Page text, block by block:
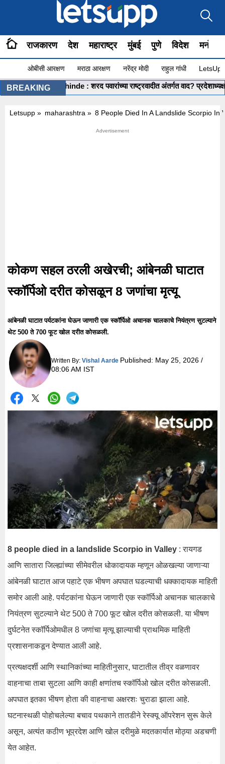
राजकारण देश महाराष्ट्र मुंबई पुणे विदेश
ओबीसी आरक्षण मराठा आरक्षण नरेंद्र मोदी राहुल गांधी
BREAKING
Shashikant Shinde : शरद पवारांच्या राष्ट्रवादीत अंतर्गत वाद? प्रदेशाध्यक्ष
Letsupp » maharashtra » 8 People Died In A Landslide Scorpio In
कोकण सहल ठरली अखेरची; आंबेनळी घाटात
स्कॉर्पिओ दरीत कोसळून 8 जणांचा मृत्यू
आंबेनळी घाटात पर्यटकांना घेऊन जाणारी एक स्कॉर्पिओ अचानक चालकाचे नियंत्रण सुटल्याने
थेट 500 ते 700 फूट खोल दरीत कोसळली.
Written By:Vishal Aarde Published: May 25, 2026 /
08:06 AM IST
8 people died in a landslide Scorpio in Valley : रायगड
आणि सातारा जिल्ह्यांच्या सीमेवरील धोकादायक म्हणून ओळखल्या जाणाऱ्या
आंबेनळी घाटात आज पहाटे एक भीषण अपघात घडल्याची धक्कादायक माहिती
समोर आली आहे. पर्यटकांना घेऊन जाणारी एक स्कॉर्पिओ अचानक चालकाचे
नियंत्रण सुटल्याने थेट 500 ते 700 फूट खोल दरीत कोसळली. या भीषण
दुर्घटनेत स्कॉर्पिओमधील 8 जणांचा मृत्यू झाल्याची प्राथमिक माहिती
प्रशासनाकडून देण्यात आली आहे.
प्रत्यक्षदर्शी आणि स्थानिकांच्या माहितीनुसार, घाटातील तीव्र वळणावर
वाहनाचा ताबा सुटला आणि काही क्षणांतच स्कॉर्पिओ खोल दरीत कोसळली.
अपघात इतका भीषण होता की वाहनाचा अक्षरशः चुराडा झाला आहे.
घटनास्थळी पोहोचलेल्या बचाव पथकाने तातडीने रेस्क्यू ऑपरेशन सुरू केले
असून, अत्यंत कठीण भूप्रदेश आणि खोल दरीमुळे मदतकार्यात मोठ्या अडचणी
येत आहेत.